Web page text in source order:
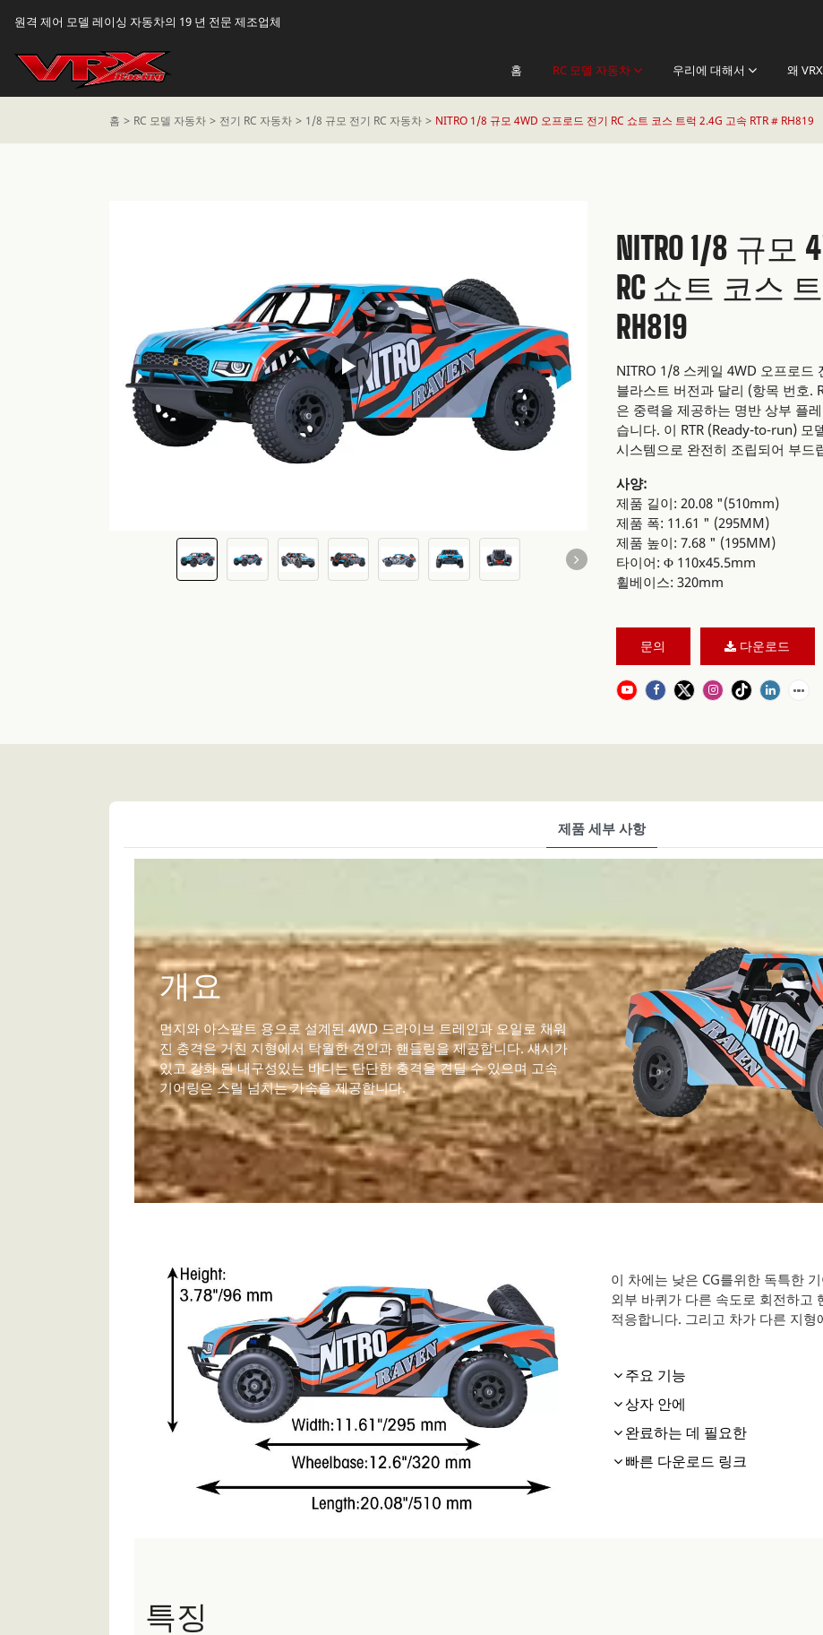
원격 제어 모델 레이싱 자동차의 19 년 전문 제조업체
홈 RC 모델 자동차 우리에 대해서 왜 VRX
홈 RC 모델 자동차 전기 RC 자동차 1/8 규모 전기 RC 자동차 NITRO 1/8 규모 4WD 오프로드 전기 RC 쇼트 코스 트럭 2.4G 고속 RTR # RH819
NITRO 1/8 규모
RC 쇼트 코스
RH819
NITRO 1/8 스케일 4WD 오프로드
블라스트 버전과 달리 (항목 번호.
은 중력을 제공하는 명반 상부 플
습니다. 이 RTR (Ready-to-run) 모
시스템으로 완전히 조립되어 부드
사양:
제품 길이: 20.08 "(510mm)
제품 폭: 11.61 " (295MM)
제품 높이: 7.68 " (195MM)
타이어: Φ 110x45.5mm
휠베이스: 320mm
문의 다운로드
제품 세부 사항
개요
먼지와 아스팔트 용으로 설계된 4WD 드라이브 트레인과 오일로 채워
진 충격은 거친 지형에서 탁월한 견인과 핸들링을 제공합니다. 섀시가
있고 강화 된 내구성있는 바디는 단단한 충격을 견딜 수 있으며 고속
기어링은 스릴 넘치는 가속을 제공합니다.
이 차에는 낮은 CG를위한 독특한
외부 바퀴가 다른 속도로 회전하고
적응합니다. 그리고 차가 다른 지
주요 기능
상자 안에
완료하는 데 필요한
빠른 다운로드 링크
특징